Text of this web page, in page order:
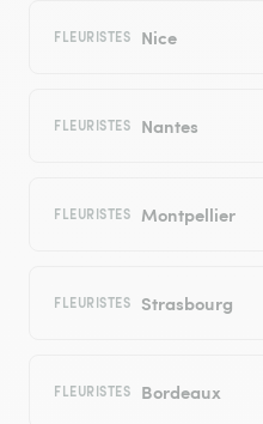
FLEURISTES Nice
FLEURISTES Nantes
FLEURISTES Montpellier
FLEURISTES Strasbourg
FLEURISTES Bordeaux